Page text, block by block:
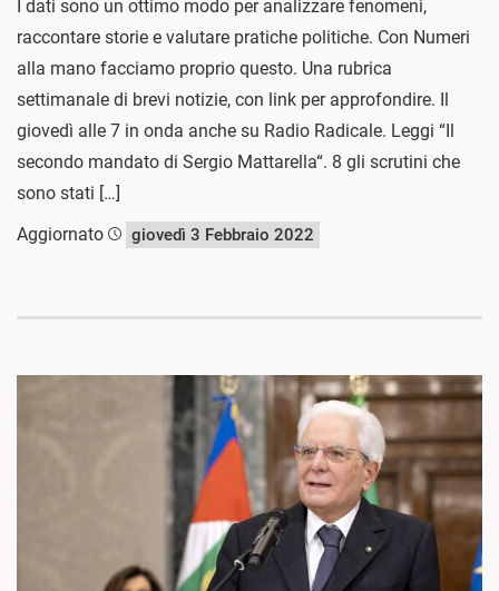
I dati sono un ottimo modo per analizzare fenomeni,
raccontare storie e valutare pratiche politiche. Con Numeri
alla mano facciamo proprio questo. Una rubrica
settimanale di brevi notizie, con link per approfondire. Il
giovedì alle 7 in onda anche su Radio Radicale. Leggi “Il
secondo mandato di Sergio Mattarella“. 8 gli scrutini che
sono stati […]
Aggiornato
giovedì 3 Febbraio 2022